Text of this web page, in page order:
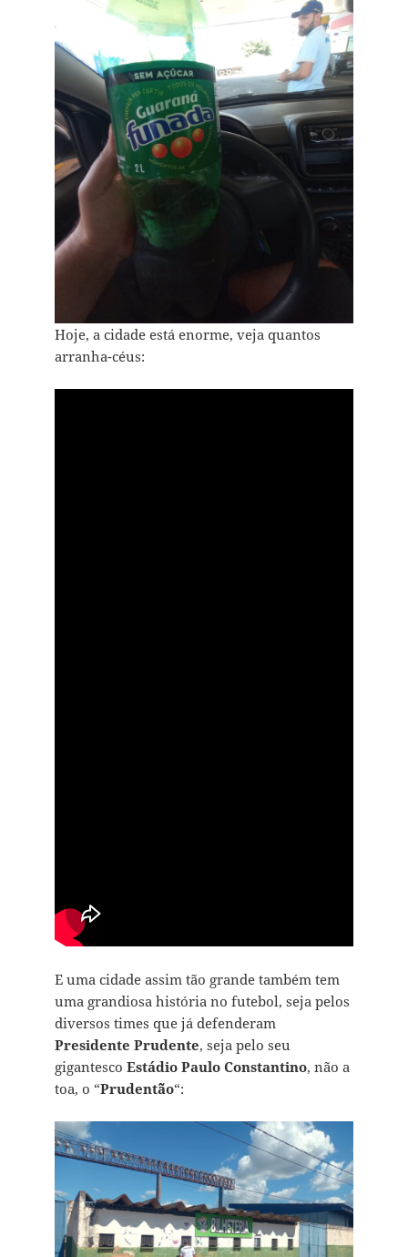
Hoje, a cidade está enorme, veja quantos
arranha-céus:
E uma cidade assim tão grande também tem
uma grandiosa história no futebol, seja pelos
diversos times que já defenderam
Presidente Prudente, seja pelo seu
gigantesco Estádio Paulo Constantino, não a
toa, o “Prudent˜ão“: